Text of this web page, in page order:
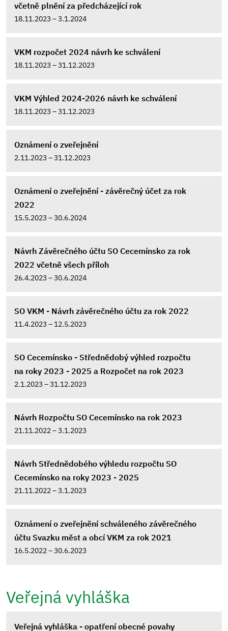
včetně plnění za předcházející rok
18.11.2023 – 3.1.2024
VKM rozpočet 2024 návrh ke schválení
18.11.2023 – 31.12.2023
VKM Výhled 2024-2026 návrh ke schválení
18.11.2023 – 31.12.2023
Oznámení o zveřejnění
2.11.2023 – 31.12.2023
Oznámení o zveřejnění - závěrečný účet za rok
2022
15.5.2023 – 30.6.2024
Návrh Závěrečného účtu SO Cecemínsko za rok
2022 včetně všech příloh
26.4.2023 – 30.6.2024
SO VKM - Návrh závěrečného účtu za rok 2022
11.4.2023 – 12.5.2023
SO Cecemínsko - Střednědobý výhled rozpočtu
na roky 2023 - 2025 a Rozpočet na rok 2023
2.1.2023 – 31.12.2023
Návrh Rozpočtu SO Cecemínsko na rok 2023
21.11.2022 – 3.1.2023
Návrh Střednědobého výhledu rozpočtu SO
Cecemínsko na roky 2023 - 2025
21.11.2022 – 3.1.2023
Oznámení o zveřejnění schváleného závěrečného
účtu Svazku měst a obcí VKM za rok 2021
16.5.2022 – 30.6.2023
Veřejná vyhláška
Veřejná vyhláška - opatření obecné povahy